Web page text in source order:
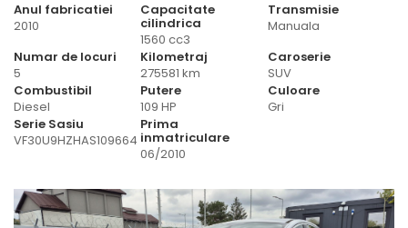
Anul fabricatiei
2010
Capacitate
cilindrica
1560 cc3
Transmisie
Manuala
Numar de locuri
5
Kilometraj
275581 km
Caroserie
SUV
Combustibil
Diesel
Putere
109 HP
Culoare
Gri
Serie Sasiu
VF30U9HZHAS109664
Prima
inmatriculare
06/2010